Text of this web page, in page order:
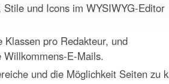
Stile und Icons im WYSIWYG-Editor
Klassen pro Redakteur, und
Willkommens-E-Mails.
und die Möglichkeit Seiten zu